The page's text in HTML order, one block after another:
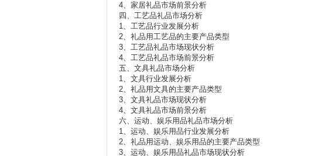
4、家居礼品市场前景分析
四、工艺品礼品市场分析
1、工艺品行业发展分析
2、礼品用工艺品的主要产品类型
3、工艺品礼品市场现状分析
4、工艺品礼品市场前景分析
五、文具礼品市场分析
1、文具行业发展分析
2、礼品用文具的主要产品类型
3、文具礼品市场现状分析
4、文具礼品市场前景分析
六、运动、娱乐用品礼品市场分析
1、运动、娱乐用品行业发展分析
2、礼品用运动、娱乐用品的主要产品类型
3、运动、娱乐用品礼品市场现状分析